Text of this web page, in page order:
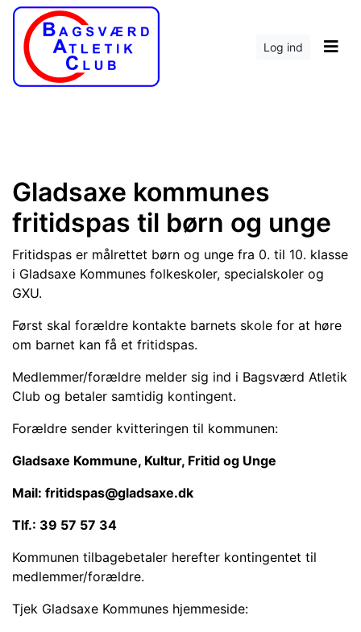
Log ind
Gladsaxe kommunes
fritidspas til børn og unge
Fritidspas er målrettet børn og unge fra 0. til 10. klasse
i Gladsaxe Kommunes folkeskoler, specialskoler og
GXU.
Først skal forældre kontakte barnets skole for at høre
om barnet kan få et fritidspas.
Medlemmer/forældre melder sig ind i Bagsværd Atletik
Club og betaler samtidig kontingent.
Forældre sender kvitteringen til kommunen:
Gladsaxe Kommune, Kultur, Fritid og Unge
Mail: fritidspas@gladsaxe.dk
Tlf.: 39 57 57 34
Kommunen tilbagebetaler herefter kontingentet til
medlemmer/forældre.
Tjek Gladsaxe Kommunes hjemmeside: